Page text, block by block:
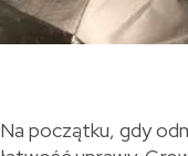
Na początku, gdy